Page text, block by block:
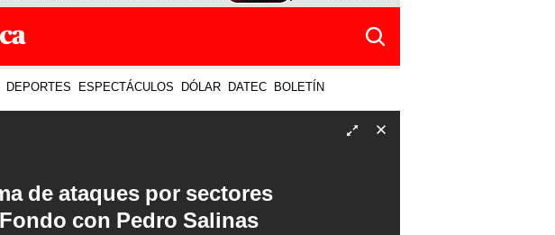
DEPORTES ESPECTÁCULOS DÓLAR DATEC BOLETÍN
de ataques por sectores
con Pedro Salinas